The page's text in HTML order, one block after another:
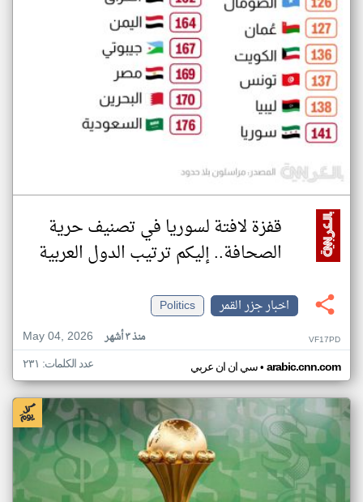
قفزة لافتة لسوريا في تصنيف حرية
الصحافة.. إليكم ترتيب الدول العربية
اخبار جزر القمر
Politics
May 04, 2026
منذ ٣ أشهر VF17PD
سي ان ان عربي• arabic.cnn.com عدد الكلمات: ٢٣١